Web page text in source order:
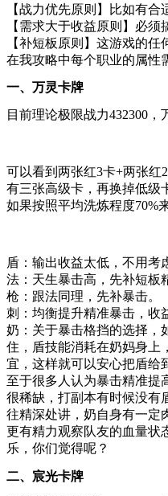
【战力优先原则】比如有
【需求大于收益原则】必
【补短板原则】这游戏的
在我攻略中每个职业的属性
一、万灵卡牌
目前理论极限战力432300
可以看到两张红3卡+两张
有三张高级卡，再换掉低级
如果按照平均洗炼程度70%
盾：输出收益太低，不用考
法：天生暴击高，先补短板
枪：跟法同理，先补暴击。
刺：均衡提升精准暴击，收
奶：关于暴击格挡的选择，
住，盾技能消耗在奶妈身上
宜，这样就可以安心把盾给
至于很多人认为暴击精准提
很稀缺，打副本有时候没有
往精深处讲，奶自身有一定
更有精力观察队友的血量状
乐，你们觉得呢？
二、宸光卡牌